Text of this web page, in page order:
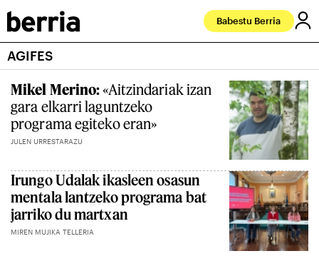
Babestu Berria
AGIFES
Mikel Merino:«Aitzindariak izan
gara elkarri laguntzeko
programa egiteko eran»
JULEN URRESTARAZU
Irungo Udalak ikasleen osasun
mentala lantzeko programa bat
jarriko du martxan
MIREN MUJIKA TELLERIA